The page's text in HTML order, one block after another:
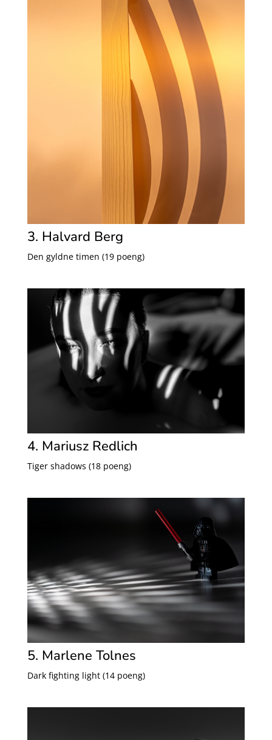
3. Halvard Berg
Den gyldne timen (19 poeng)
4. Mariusz Redlich
Tiger shadows (18 poeng)
5. Marlene Tolnes
Dark fighting light (14 poeng)